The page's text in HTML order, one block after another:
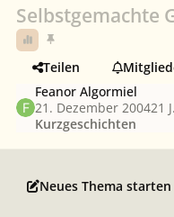
Selbstgemachte
Teilen
Feanor Algormiel
21. Dezember 200421 J.
Kurzgeschichten
Neues Thema starten